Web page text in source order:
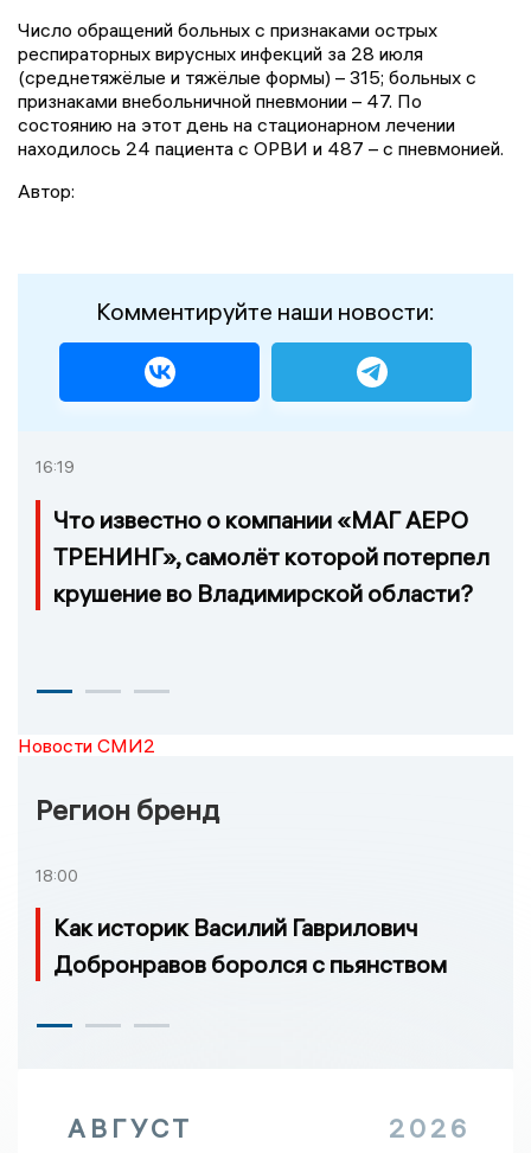
Число обращений больных с признаками острых
респираторных вирусных инфекций за 28 июля
(среднетяжёлые и тяжёлые формы) – 315; больных с
признаками внебольничной пневмонии – 47. По
состоянию на этот день на стационарном лечении
находилось 24 пациента с ОРВИ и 487 – с пневмонией.
Автор:
Комментируйте наши новости:
16:19
Что известно о компании «МАГ АЕРО
ТРЕНИНГ», самолёт которой потерпел
крушение во Владимирской области?
Новости СМИ2
Регион бренд
18:00
Как историк Василий Гаврилович
Добронравов боролся с пьянством
АВГУСТ 2026